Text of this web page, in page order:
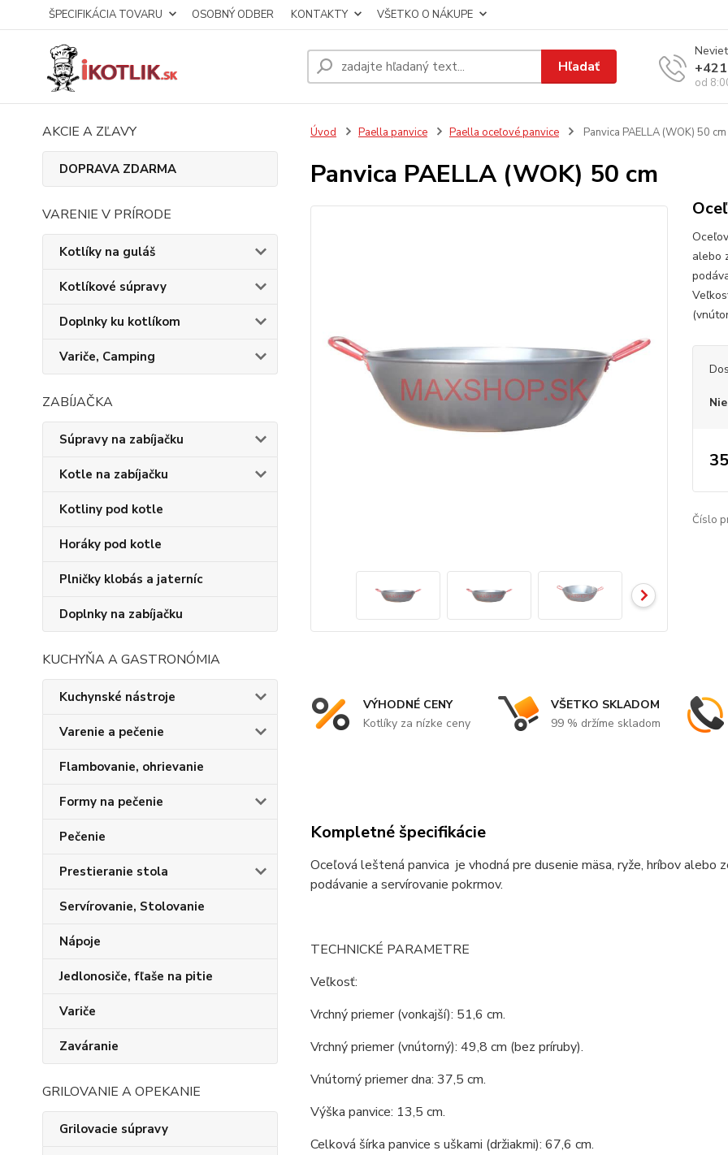
ŠPECIFIKÁCIA TOVARU OSOBNÝ ODBER KONTAKTY VŠETKO O NÁKUPE
Hľadať
od
AKCIE A ZĽAVY
DOPRAVA ZDARMA
VARENIE V PRÍRODE
Kotlíky na guláš
Kotlíkové súpravy
Doplnky ku kotlíkom
Variče, Camping
ZABÍJAČKA
Súpravy na zabíjačku
Kotle na zabíjačku
Kotliny pod kotle
Horáky pod kotle
Plničky klobás a jaterníc
Doplnky na zabíjačku
KUCHYŇA A GASTRONÓMIA
Kuchynské nástroje
Varenie a pečenie
Flambovanie, ohrievanie
Formy na pečenie
Pečenie
Prestieranie stola
Servírovanie, Stolovanie
Nápoje
Jedlonosiče, fľaše na pitie
Variče
Zaváranie
GRILOVANIE A OPEKANIE
Grilovacie súpravy
Úvod Paella panvice Paella oceľové panvice Panvica PAELLA (WOK) 50 cm
Panvica PAELLA (WOK) 50 cm
alebo
Číslo
VÝHODNÉ CENY
Kotlíky za nízke ceny
VŠETKO SKLADOM
99 % držíme skladom
Kompletné špecifikácie
Oceľová leštená panvica je vhodná pre dusenie mäsa, ryže, hríbov alebo
podávanie a servírovanie pokrmov.
TECHNICKÉ PARAMETRE
Veľkosť:
Vrchný priemer (vonkajší): 51,6 cm.
Vrchný priemer (vnútorný): 49,8 cm (bez príruby).
Vnútorný priemer dna: 37,5 cm.
Výška panvice: 13,5 cm.
Celková šírka panvice s uškami (držiakmi): 67,6 cm.